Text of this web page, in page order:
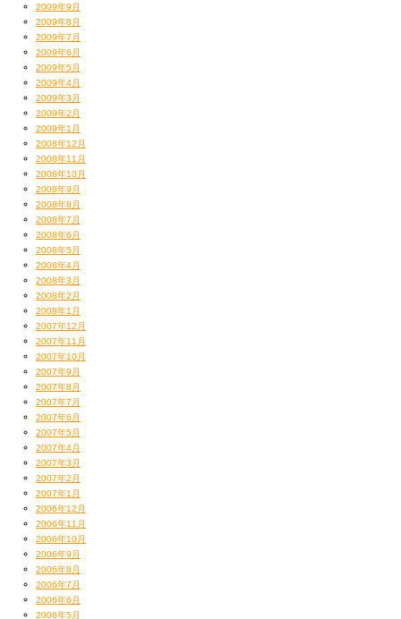
2009年9月
2009年8月
2009年7月
2009年6月
2009年5月
2009年4月
2009年3月
2009年2月
2009年1月
2008年12月
2008年11月
2008年10月
2008年9月
2008年8月
2008年7月
2008年6月
2008年5月
2008年4月
2008年3月
2008年2月
2008年1月
2007年12月
2007年11月
2007年10月
2007年9月
2007年8月
2007年7月
2007年6月
2007年5月
2007年4月
2007年3月
2007年2月
2007年1月
2006年12月
2006年11月
2006年10月
2006年9月
2006年8月
2006年7月
2006年6月
2006年5月